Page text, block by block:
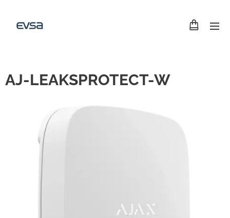
AJ-LEAKSPROTECT-W